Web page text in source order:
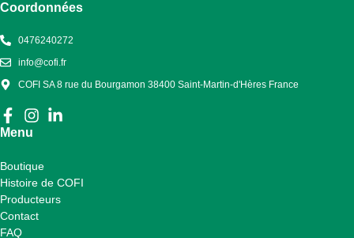
Coordonnées
0476240272
info@cofi.fr
COFI SA 8 rue du Bourgamon 38400 Saint-Martin-d'Hères France
Menu
Boutique
Histoire de COFI
Producteurs
Contact
FAQ